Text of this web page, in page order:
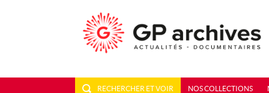
RECHERCHER ET VOIR NOS COLLECTIONS